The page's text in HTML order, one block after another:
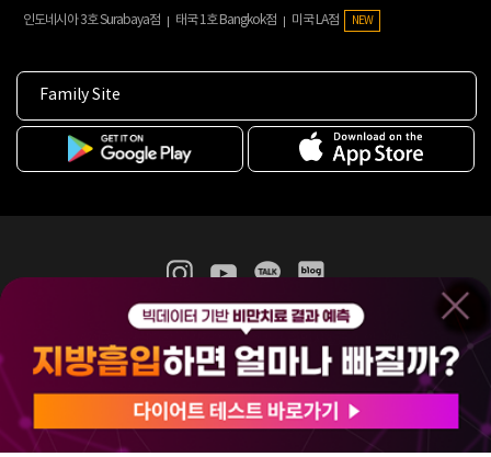
인도네시아 3호 Surabaya점
태국 1호 Bangkok점 미국 LA점 NEW
Family Site
365mc 병·의원 이용약관
홈페이지 이용약관
비급여진료수가
(주)365mcㅣ서울특별시 서초구 서초대로52길 7, 3~4층(서초동, 제일빌딩)
120-87-04354ㅣ김남철
COPYRIGHT(C) 2025 365mc. ALL RIGHTS RESERVED.